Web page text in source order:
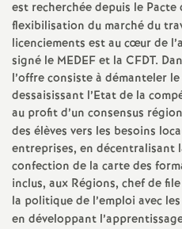
est recherchée depuis le
flexibilisation du marché du
licenciements est au cœur de
signé le MEDEF et la CFDT.
l’offre consiste à démanteler
dessaisissant l’Etat de la
au profit d’un consensus
des élèves vers les besoins
entreprises, en décentralisant
confection de la carte des
inclus, aux Régions, chef de
la politique de l’emploi avec
en développant